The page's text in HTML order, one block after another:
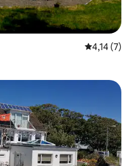
Évaluation
4,14 (7)